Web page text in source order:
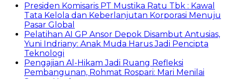
Presiden Komisaris PT Mustika Ratu Tbk : Kawal
Tata Kelola dan Keberlanjutan Korporasi Menuju
Pasar Global
Pelatihan AI GP Ansor Depok Disambut Antusias,
Yuni Indriany: Anak Muda Harus Jadi Pencipta
Teknologi
Pengajian Al-Hikam Jadi Ruang Refleksi
Pembangunan, Rohmat Rospari: Mari Menilai